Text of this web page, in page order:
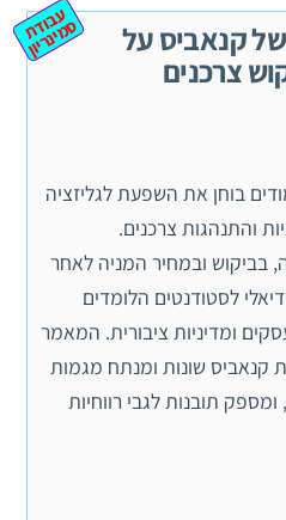
קנאביס על
צרכנים
ע
ב
וד
ת
ס
מ
ינ
ר
יון
אקדמי זה בן 22 עמודים בוחן את השפעת לגליזציה
והתנהגות צרכנים.
בביקוש ובמחיר המניה לאחר
לסטודנטים הלומדים
ומדיניות ציבורית. המאמר
קנאביס שונות ומנתח מגמות
תובנות לגבי רווחיות